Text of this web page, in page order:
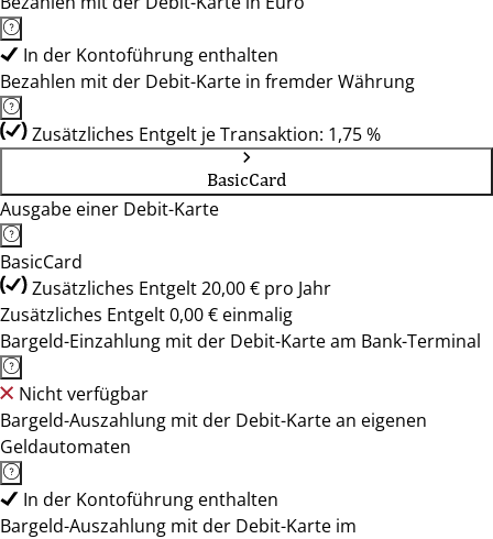
In der Kontoführung enthalten
Bezahlen mit der Debit-Karte in fremder Währung
Zusätzliches Entgelt je Transaktion: 1,75 %
BasicCard
Ausgabe einer Debit-Karte
BasicCard
Zusätzliches Entgelt 20,00 € pro Jahr
Zusätzliches Entgelt 0,00 € einmalig
Bargeld-Einzahlung mit der Debit-Karte am Bank-Terminal
Nicht verfügbar
Bargeld-Auszahlung mit der Debit-Karte an eigenen
Geldautomaten
In der Kontoführung enthalten
Bargeld-Auszahlung mit der Debit-Karte im